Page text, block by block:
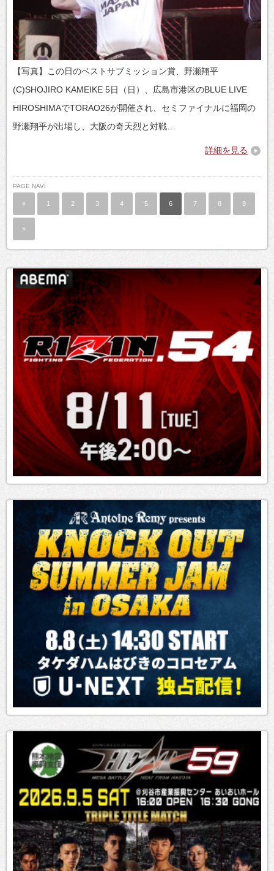
【写真】この日のベストサブミッション賞、野瀬翔平
(C)SHOJIRO KAMEIKE 5日（日）、広島市港区のBLUE LIVE
HIROSHIMAでTORAO26が開催され、セミファイナルに福岡の
野瀬翔平が出場し、大阪の奇天烈と対戦…
詳細を見る
PAGE NAVI
« 1 2 3 4 5 6 7 8 9
»